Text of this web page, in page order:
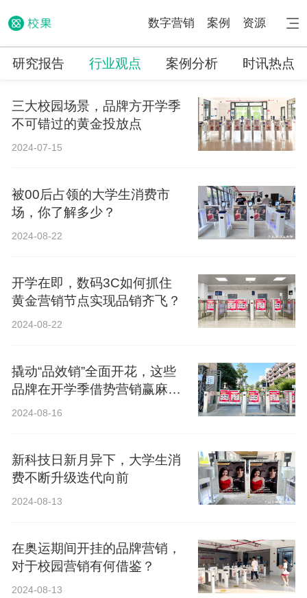
数字营销 案例 资源
研究报告 行业观点 案例分析 时讯热点
三大校园场景，品牌方开学季
不可错过的黄金投放点
2024-07-15
被00后占领的大学生消费市
场，你了解多少？
2024-08-22
开学在即，数码3C如何抓住
黄金营销节点实现品销齐飞？
2024-08-22
撬动“品效销”全面开花，这些
品牌在开学季借势营销赢麻
了！
2024-08-16
新科技日新月异下，大学生消
费不断升级迭代向前
2024-08-13
在奥运期间开挂的品牌营销，
对于校园营销有何借鉴？
2024-08-13